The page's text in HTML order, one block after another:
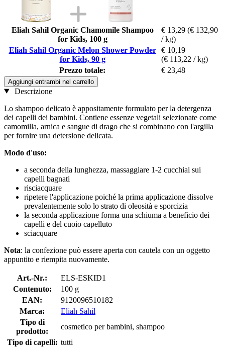
Eliah Sahil Organic Chamomile Shampoo
for Kids, 100 g
€ 13,29 (€ 132,90
/ kg)
Eliah Sahil Organic Melon Shower Powder
for Kids, 90 g
€ 10,19
(€ 113,22 / kg)
Prezzo totale:
€ 23,48
Aggiungi entrambi nel carrello
Descrizione
Lo shampoo delicato è appositamente formulato per la detergenza
dei capelli dei bambini. Contiene essenze vegetali selezionate come
camomilla, arnica e sangue di drago che si combinano con l'argilla
per fornire una detersione delicata.
Modo d'uso:
a seconda della lunghezza, massaggiare 1-2 cucchiai sui
capelli bagnati
risciacquare
ripetere l'applicazione poiché la prima applicazione dissolve
prevalentemente solo lo strato di oleosità e sporcizia
la seconda applicazione forma una schiuma a beneficio dei
capelli e del cuoio capelluto
sciacquare
Nota: la confezione può essere aperta con cautela con un oggetto
appuntito e riempita nuovamente.
Art.-Nr.:
ELS-ESKID1
Contenuto:
100 g
EAN:
9120096510182
Marca:
Eliah Sahil
Tipo di
prodotto:
cosmetico per bambini, shampoo
Tipo di capelli: tutti